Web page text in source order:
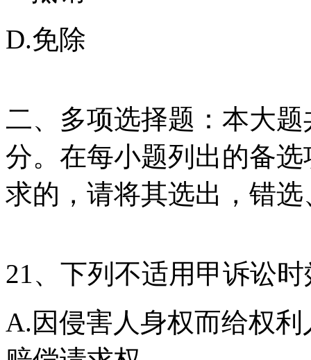
D.免除
二、多项选择题：本大
分。在每小题列出的备
求的，请将其选出，错
21、下列不适用甲诉讼
A.因侵害人身权而给权